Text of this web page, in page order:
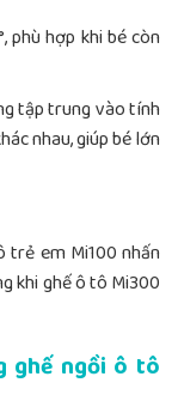
phù hợp khi bé còn
tập trung vào tính
nhau, giúp bé lớn
trẻ em Mi100 nhấn
khi ghế ô tô Mi300
ghế ngồi ô tô